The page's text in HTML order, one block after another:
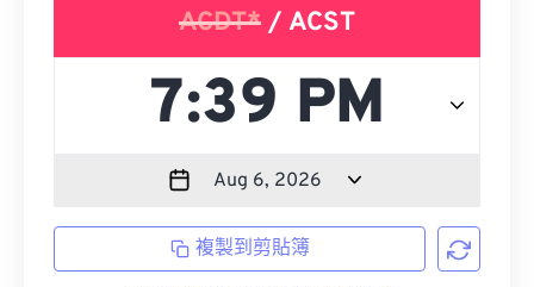
ACDT* / ACST
複製到剪貼簿